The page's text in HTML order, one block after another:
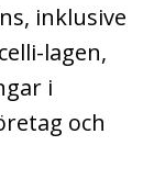
inklusive
lagen,
i
och